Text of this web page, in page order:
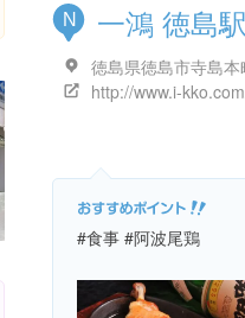
N 一鴻 徳島
#食事 #阿波尾鶏